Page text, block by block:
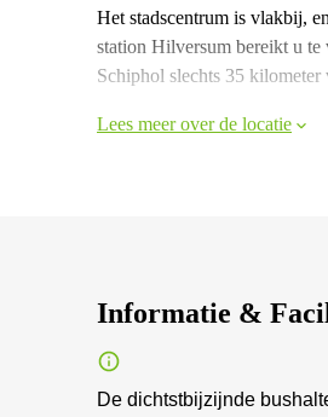
Het stadscentrum is vlakbij,
station Hilversum bereikt u
Schiphol slechts 35
Lees meer over de locatie
Informatie &
De dichtstbijzijnde